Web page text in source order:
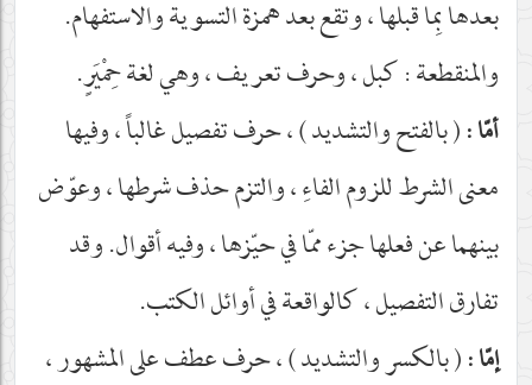
بعدها بِما قبلها ، وتقع بعد همزة التسوية والاستفهام.
والمنقطعة : كبل ، وحرف تعريف ، وهي لغة حِمْيَرٍ.
أمّا :( بالفتح والتشديد ) ، حرف تفصيل غالباً ، وفيها
معنى الشرط للزوم الفاءِ ، والتزم حذف شرطها ، وعوّض
بينهما عن فعلها جزء ممّا في حيّزها ، وفيه أقوال. وقد
تفارق التفصيل ، كالواقعة في أوائل الكتب.
إمّا :( بالكسر والتشديد ) ، حرف عطف على المشهور ،